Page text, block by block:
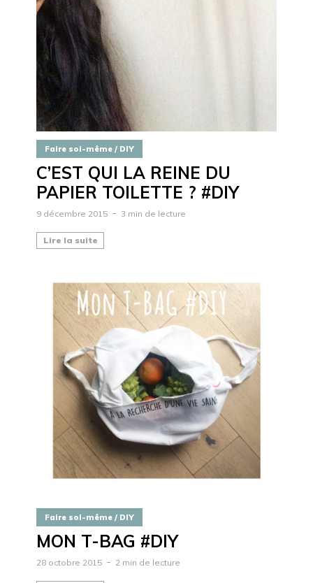
Faire soi-même / DIY
C’EST QUI LA REINE DU
PAPIER TOILETTE ? #DIY
9 décembre 2015 3 min de lecture
Lire la suite
Faire soi-même / DIY
MON T-BAG #DIY
28 octobre 2015 2 min de lecture